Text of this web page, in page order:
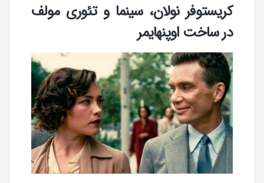
کریستوفر نولان، سینما و تئوری مولف
در ساخت اوپنهایمر